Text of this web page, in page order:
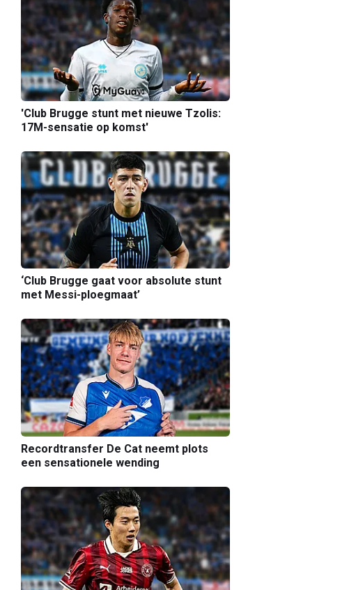
'Club Brugge stunt met nieuwe Tzolis:
17M-sensatie op komst'
‘Club Brugge gaat voor absolute stunt
met Messi-ploegmaat’
Recordtransfer De Cat neemt plots
een sensationele wending